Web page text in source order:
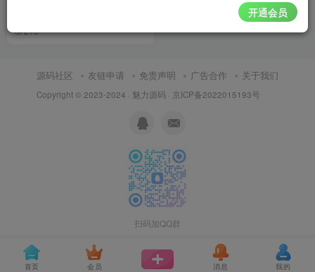
215
源码社区 友链申请 免责声明 广告合作 关于我们
Copyright © 2023-2024 · 魅力源码 · 京ICP备2022015193号
扫码加QQ群
首页 会员 消息 我的
开通会员